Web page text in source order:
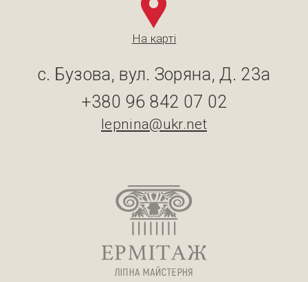
На карті
с. Бузова, вул. Зоряна, Д. 23а
+380 96 842 07 02
lepnina@ukr.net